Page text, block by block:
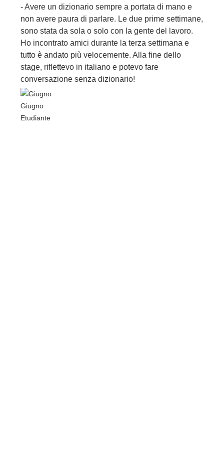
- Avere un dizionario sempre a portata di mano e
non avere paura di parlare. Le due prime settimane,
sono stata da sola o solo con la gente del lavoro.
Ho incontrato amici durante la terza settimana e
tutto è andato più velocemente. Alla fine dello
stage, riflettevo in italiano e potevo fare
conversazione senza dizionario!
Giugno
Etudiante